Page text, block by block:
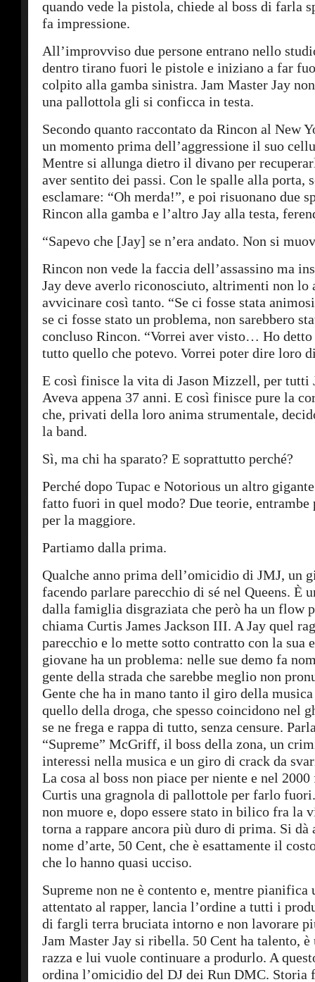
quando vede la pistola, chiede al boss di farla
fa impressione.
All’improvviso due persone entrano nello
dentro tirano fuori le pistole e iniziano a far
colpito alla gamba sinistra. Jam Master Jay
una pallottola gli si conficca in testa.
Secondo quanto raccontato da Rincon al New
un momento prima dell’aggressione il suo
Mentre si allunga dietro il divano per
aver sentito dei passi. Con le spalle alla porta,
esclamare: “Oh merda!”, e poi risuonano due
Rincon alla gamba e l’altro Jay alla testa,
“Sapevo che [Jay] se n’era andato. Non si
Rincon non vede la faccia dell’assassino ma
Jay deve averlo riconosciuto, altrimenti non lo
avvicinare così tanto. “Se ci fosse stata
se ci fosse stato un problema, non sarebbero
concluso Rincon. “Vorrei aver visto… Ho
tutto quello che potevo. Vorrei poter dire loro
E così finisce la vita di Jason Mizzell, per tutti
Aveva appena 37 anni. E così finisce pure la
che, privati della loro anima strumentale,
la band.
Sì, ma chi ha sparato? E soprattutto perché?
Perché dopo Tupac e Notorious un altro
fatto fuori in quel modo? Due teorie, entrambe
per la maggiore.
Partiamo dalla prima.
Qualche anno prima dell’omicidio di JMJ, un
facendo parlare parecchio di sé nel Queens. È
dalla famiglia disgraziata che però ha un flow
chiama Curtis James Jackson III. A Jay quel
parecchio e lo mette sotto contratto con la sua
giovane ha un problema: nelle sue demo fa
gente della strada che sarebbe meglio non
Gente che ha in mano tanto il giro della
quello della droga, che spesso coincidono nel
se ne frega e rappa di tutto, senza censure.
“Supreme” McGriff, il boss della zona, un
interessi nella musica e un giro di crack da
La cosa al boss non piace per niente e nel 2000
Curtis una gragnola di pallottole per farlo
non muore e, dopo essere stato in bilico fra la
torna a rappare ancora più duro di prima. Si dà
nome d’arte, 50 Cent, che è esattamente il
che lo hanno quasi ucciso.
Supreme non ne è contento e, mentre pianifica
attentato al rapper, lancia l’ordine a tutti i
di fargli terra bruciata intorno e non lavorare
Jam Master Jay si ribella. 50 Cent ha talento,
razza e lui vuole continuare a produrlo. A
ordina l’omicidio del DJ dei Run DMC. Storia